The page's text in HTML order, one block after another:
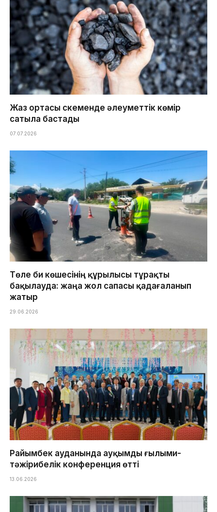
Жаз ортасы Өскеменде әлеуметтік көмір
сатыла бастады
07.07.2026
Төле би көшесінің құрылысы тұрақты
бақылауда: жаңа жол сапасы қадағаланып
жатыр
29.06.2026
Райымбек ауданында ауқымды ғылыми-
тәжірибелік конференция өтті
13.06.2026